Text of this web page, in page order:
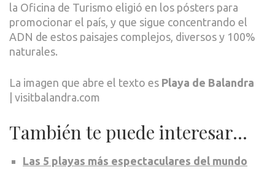
la Oficina de Turismo eligió en los pósters para
promocionar el país, y que sigue concentrando el
ADN de estos paisajes complejos, diversos y 100%
naturales.
La imagen que abre el texto es Playa de Balandra
| visitbalandra.com
También te puede interesar…
Las 5 playas más espectaculares del mundo